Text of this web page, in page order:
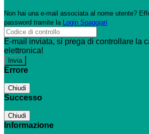
Non hai una e-mail associata al nome utente?
password tramite la Login Spaggiari
E-mail inviata, si prega di controllare la
elettronica!
Errore
Chiudi
Successo
Chiudi
Informazione